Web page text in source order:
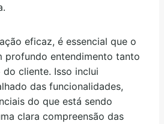
eficaz, é essencial que o
profundo entendimento tanto
cliente. Isso inclui
das funcionalidades,
do que está sendo
clara compreensão das